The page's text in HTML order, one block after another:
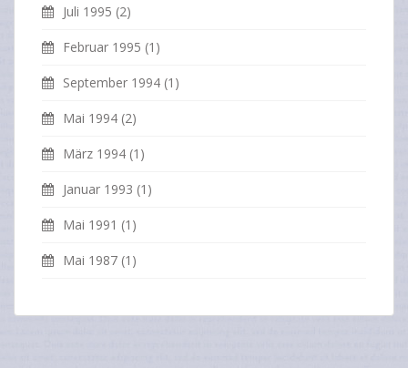
Juli 1995 (2)
Februar 1995 (1)
September 1994 (1)
Mai 1994 (2)
März 1994 (1)
Januar 1993 (1)
Mai 1991 (1)
Mai 1987 (1)